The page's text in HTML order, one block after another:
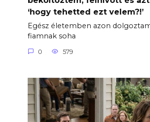
‘hogy tehetted ezt velem?!’
Egész életemben azon
fiamnak soha
0 579